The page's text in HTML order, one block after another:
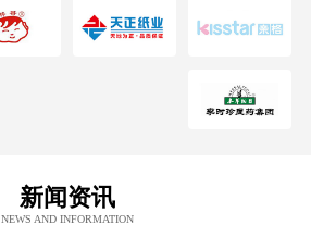
新闻资讯
NEWS AND INFORMATION